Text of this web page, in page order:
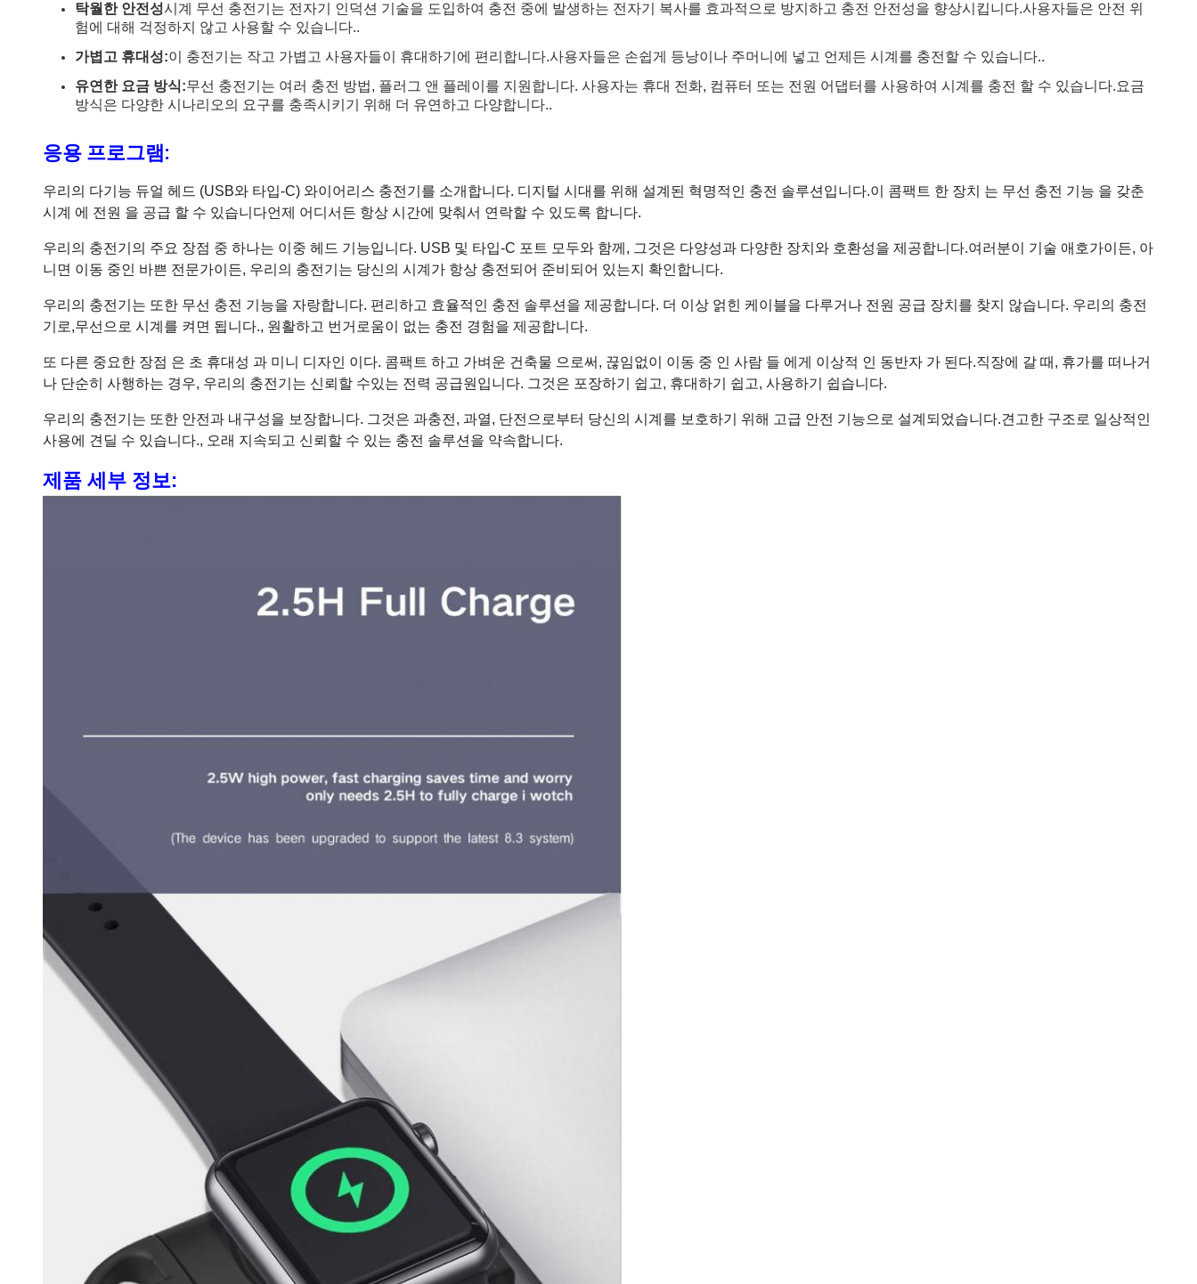
탁월한 안전성시계 무선 충전기는 전자기 인덕션 기술을 도입하여 충전 중에 발생하는 전자기 복사를 효과적으로 방지하고 충전 안전성을 향상시킵니다.사용자들은 안전 위
험에 대해 걱정하지 않고 사용할 수 있습니다..
가볍고 휴대성:이 충전기는 작고 가볍고 사용자들이 휴대하기에 편리합니다.사용자들은 손쉽게 등낭이나 주머니에 넣고 언제든 시계를 충전할 수 있습니다..
유연한 요금 방식:무선 충전기는 여러 충전 방법, 플러그 앤 플레이를 지원합니다. 사용자는 휴대 전화, 컴퓨터 또는 전원 어댑터를 사용하여 시계를 충전 할 수 있습니다.요금
방식은 다양한 시나리오의 요구를 충족시키기 위해 더 유연하고 다양합니다..
응용 프로그램:
우리의 다기능 듀얼 헤드 (USB와 타입-C) 와이어리스 충전기를 소개합니다. 디지털 시대를 위해 설계된 혁명적인 충전 솔루션입니다.이 콤팩트 한 장치 는 무선 충전 기능 을 갖춘
시계 에 전원 을 공급 할 수 있습니다언제 어디서든 항상 시간에 맞춰서 연락할 수 있도록 합니다.
우리의 충전기의 주요 장점 중 하나는 이중 헤드 기능입니다. USB 및 타입-C 포트 모두와 함께, 그것은 다양성과 다양한 장치와 호환성을 제공합니다.여러분이 기술 애호가이든, 아
니면 이동 중인 바쁜 전문가이든, 우리의 충전기는 당신의 시계가 항상 충전되어 준비되어 있는지 확인합니다.
우리의 충전기는 또한 무선 충전 기능을 자랑합니다. 편리하고 효율적인 충전 솔루션을 제공합니다. 더 이상 얽힌 케이블을 다루거나 전원 공급 장치를 찾지 않습니다. 우리의 충전
기로,무선으로 시계를 켜면 됩니다., 원활하고 번거로움이 없는 충전 경험을 제공합니다.
또 다른 중요한 장점 은 초 휴대성 과 미니 디자인 이다. 콤팩트 하고 가벼운 건축물 으로써, 끊임없이 이동 중 인 사람 들 에게 이상적 인 동반자 가 된다.직장에 갈 때, 휴가를 떠나거
나 단순히 사행하는 경우, 우리의 충전기는 신뢰할 수있는 전력 공급원입니다. 그것은 포장하기 쉽고, 휴대하기 쉽고, 사용하기 쉽습니다.
우리의 충전기는 또한 안전과 내구성을 보장합니다. 그것은 과충전, 과열, 단전으로부터 당신의 시계를 보호하기 위해 고급 안전 기능으로 설계되었습니다.견고한 구조로 일상적인
사용에 견딜 수 있습니다., 오래 지속되고 신뢰할 수 있는 충전 솔루션을 약속합니다.
제품 세부 정보: